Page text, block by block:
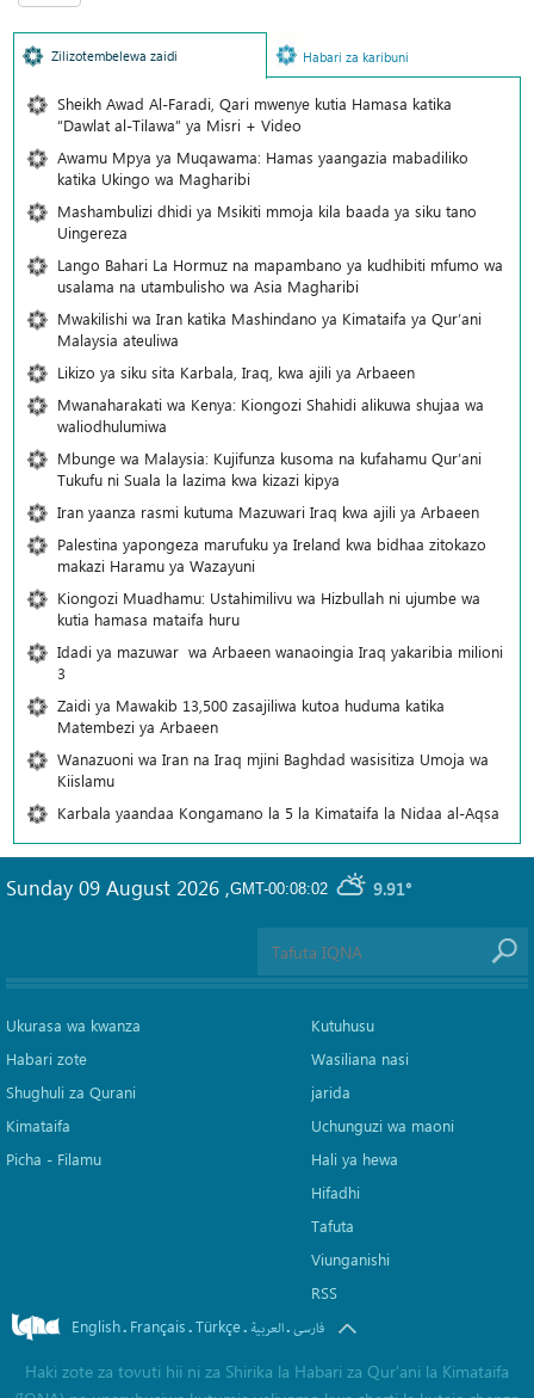
Zilizotembelewa zaidi Habari za karibuni
Sheikh Awad Al-Faradi, Qari mwenye kutia Hamasa katika
“Dawlat al-Tilawa” ya Misri + Video
Awamu Mpya ya Muqawama: Hamas yaangazia mabadiliko
katika Ukingo wa Magharibi
Mashambulizi dhidi ya Msikiti mmoja kila baada ya siku tano
Uingereza
Lango Bahari La Hormuz na mapambano ya kudhibiti mfumo wa
usalama na utambulisho wa Asia Magharibi
Mwakilishi wa Iran katika Mashindano ya Kimataifa ya Qur’ani
Malaysia ateuliwa
Likizo ya siku sita Karbala, Iraq, kwa ajili ya Arbaeen
Mwanaharakati wa Kenya: Kiongozi Shahidi alikuwa shujaa wa
waliodhulumiwa
Mbunge wa Malaysia: Kujifunza kusoma na kufahamu Qur’ani
Tukufu ni Suala la lazima kwa kizazi kipya
Iran yaanza rasmi kutuma Mazuwari Iraq kwa ajili ya Arbaeen
Palestina yapongeza marufuku ya Ireland kwa bidhaa zitokazo
makazi Haramu ya Wazayuni
Kiongozi Muadhamu: Ustahimilivu wa Hizbullah ni ujumbe wa
kutia hamasa mataifa huru
Idadi ya mazuwar wa Arbaeen wanaoingia Iraq yakaribia milioni
3
Zaidi ya Mawakib 13,500 zasajiliwa kutoa huduma katika
Matembezi ya Arbaeen
Wanazuoni wa Iran na Iraq mjini Baghdad wasisitiza Umoja wa
Kiislamu
Karbala yaandaa Kongamano la 5 la Kimataifa la Nidaa al-Aqsa
GMT-00:08:02 9.91°
Sunday 09 August 2026 ,
Ukurasa wa kwanza
Habari zote
Shughuli za Qurani
Kimataifa
Picha‎ - Filamu‎
Kutuhusu
Wasiliana nasi
jarida
Uchunguzi wa maoni
Hali ya hewa
Hifadhi
Tafuta
Viunganishi
RSS
English. Français.Türkçe. العربیة.فارسی
Haki zote za tovuti hii ni za Shirika la Habari za Qur'ani la Kimataifa